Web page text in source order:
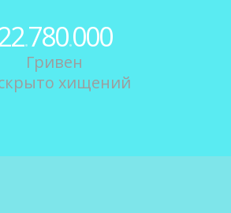
.780.000
Гривен
хищений